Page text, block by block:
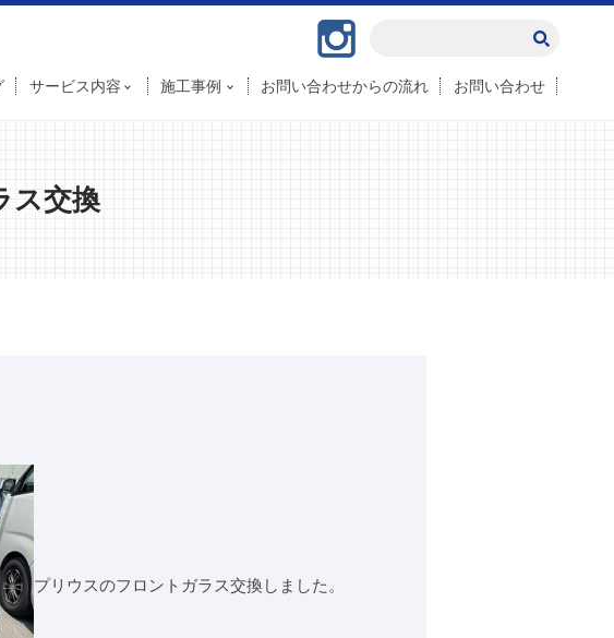
サービス内容 施工事例 お問い合わせからの流れ お問い合わせ
交換
プリウスのフロントガラス交換しました。